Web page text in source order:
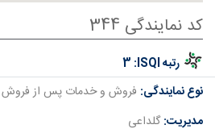
کد نمایندگی 344
رتبه ISQI:
3
نوع نمایندگی: فروش و خدمات پس از فروش
مدیریت:گلداعی